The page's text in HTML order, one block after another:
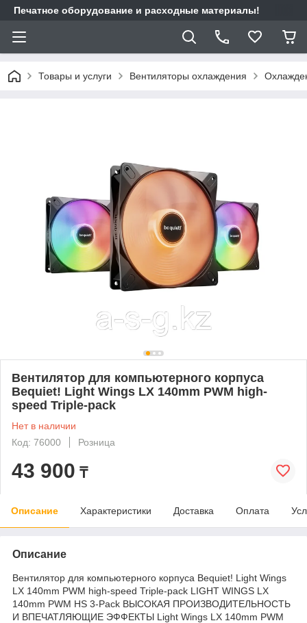
Печатное оборудование и расходные материалы!
Товары и услуги Вентиляторы охлаждения
Вентилятор для компьютерного корпуса
Bequiet! Light Wings LX 140mm PWM high-
speed Triple-pack
Нет в наличии
Код: 76000
Розница
43 900 ₸
Описание Характеристики Доставка Оплата
Описание
Вентилятор для компьютерного корпуса Bequiet! Light Wings
LX 140mm PWM high-speed Triple-pack LIGHT WINGS LX
140mm PWM HS 3-Pack ВЫСОКАЯ ПРОИЗВОДИТЕЛЬНОСТЬ
И ВПЕЧАТЛЯЮЩИЕ ЭФФЕКТЫ Light Wings LX 140mm PWM